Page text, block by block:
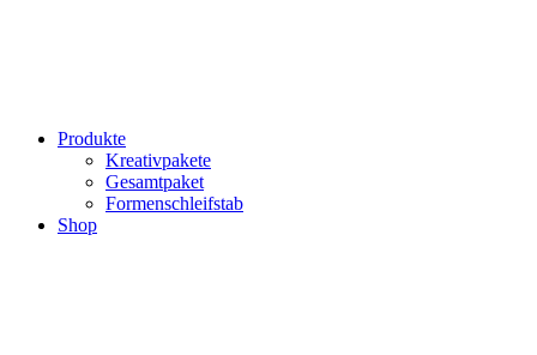
Produkte
Kreativpakete
Gesamtpaket
Formenschleifstab
Shop